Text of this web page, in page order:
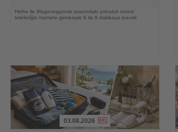
Heihe ile Blagoveşçensk arasındaki yolculuk süresi
teleferiğin hizmete girmesiyle 6 ila 8 dakikaya inecek
03.08.2026